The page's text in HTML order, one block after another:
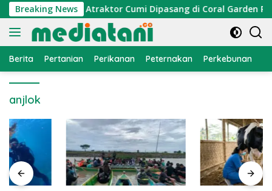
Langsung
ke
konten
Breaking News
Nelayan, Atraktor Cumi Dipasang di Coral Garden Pulau
Berita Pertanian Perikanan Peternakan Perkebunan
anjlok